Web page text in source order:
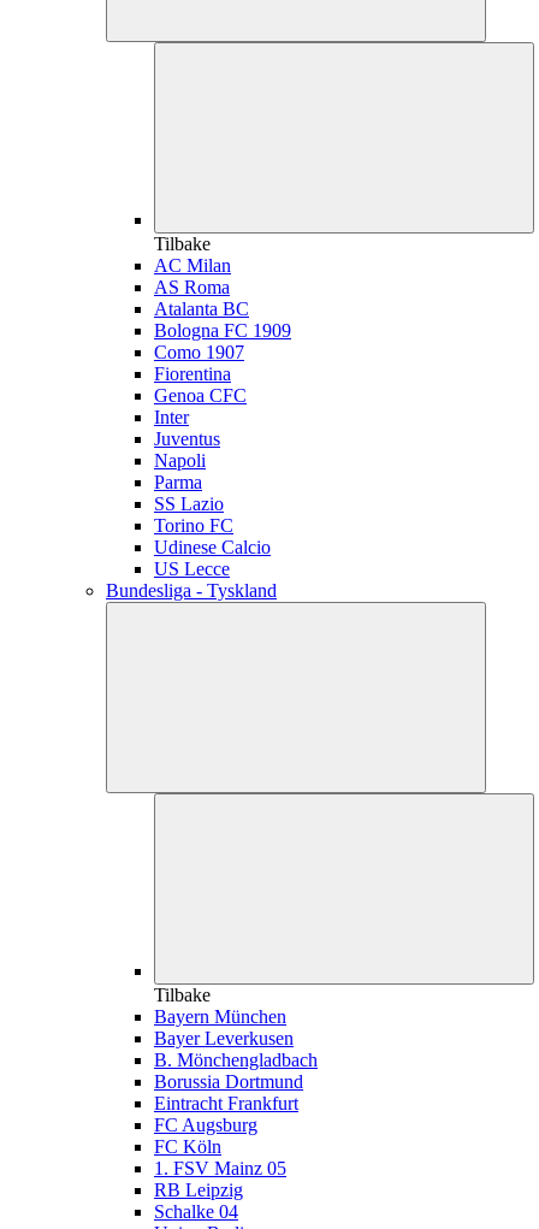
Tilbake
AC Milan
AS Roma
Atalanta BC
Bologna FC 1909
Como 1907
Fiorentina
Genoa CFC
Inter
Juventus
Napoli
Parma
SS Lazio
Torino FC
Udinese Calcio
US Lecce
Bundesliga - Tyskland
Tilbake
Bayern München
Bayer Leverkusen
B. Mönchengladbach
Borussia Dortmund
Eintracht Frankfurt
FC Augsburg
FC Köln
1. FSV Mainz 05
RB Leipzig
Schalke 04